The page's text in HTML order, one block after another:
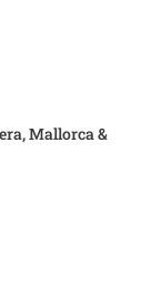
Mallorca &